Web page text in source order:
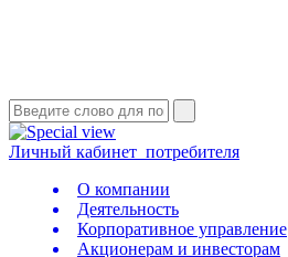
Личный кабинет потребителя
О компании
Деятельность
Корпоративное управление
Акционерам и инвесторам